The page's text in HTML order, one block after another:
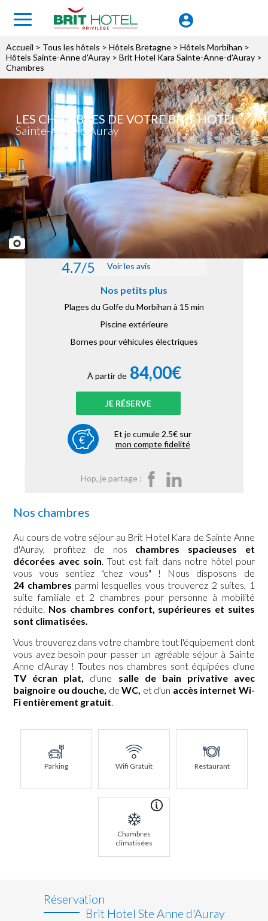
Accueil > Tous les hôtels > Hôtels Bretagne > Hôtels Morbihan >
Hôtels Sainte-Anne d'Auray > Brit Hotel Kara Sainte-Anne-d'Auray >
Chambres
LES CHAMBRES DE VOTRE BRIT HOTEL
Sainte-Anne d'Auray
4.7/5 Voir les avis
Nos petits plus
Plages du Golfe du Morbihan à 15 min
Piscine extérieure
Bornes pour véhicules électriques
À partir de 84,00€
JE RÉSERVE
Et je cumule 2.5€ sur
mon compte fidelité
Hop, je partage :
Nos chambres
Au cours de votre séjour au Brit Hotel Kara de Sainte Anne
d'Auray, profitez de nos chambres spacieuses et
décorées avec soin. Tout est fait dans notre hôtel pour
vous vous sentiez "chez vous" ! Nous disposons de
24 chambres parmi lesquelles vous trouverez 2 suites, 1
suite familiale et 2 chambres pour personne à mobilité
réduite. Nos chambres confort, supérieures et suites
sont climatisées.
Vous trouverez dans votre chambre tout l'équipement dont
vous avez besoin pour passer un agréable séjour à Sainte
Anne d'Auray ! Toutes nos chambres sont équipées d'une
TV écran plat, d'une salle de bain privative avec
baignoire ou douche, de WC, et d'un accès internet Wi-
Fi entièrement gratuit.
Parking Wifi Gratuit Restaurant
Chambres
climatisées
Réservation
Brit Hotel Ste Anne d'Auray